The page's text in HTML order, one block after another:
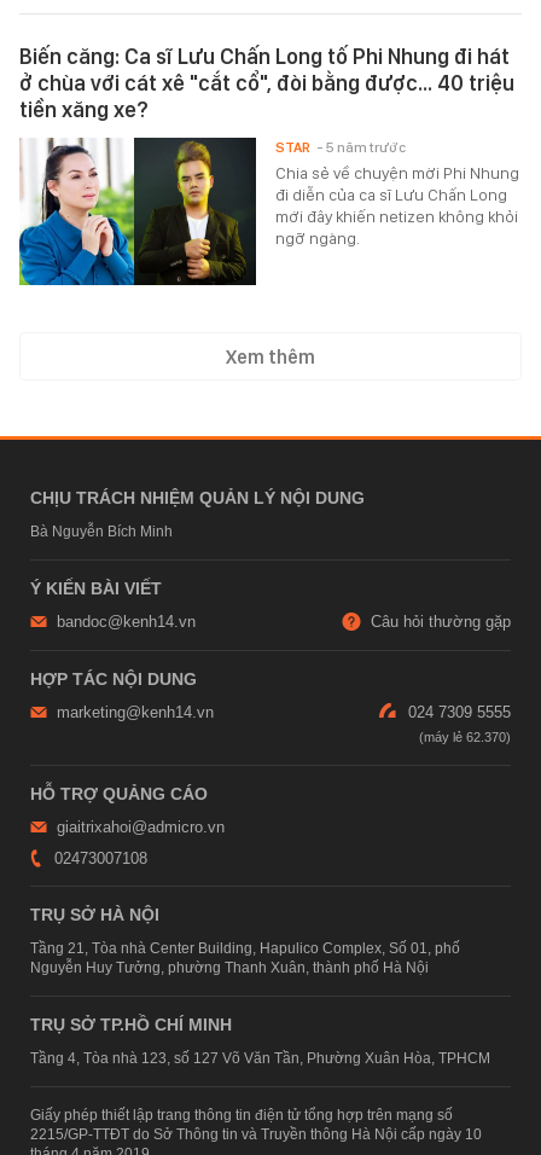
Biến căng: Ca sĩ Lưu Chấn Long tố Phi Nhung đi hát
ở chùa với cát xê "cắt cổ", đòi bằng được... 40 triệu
tiền xăng xe?
Chia sẻ về chuyện mời Phi Nhung
đi diễn của ca sĩ Lưu Chấn Long
mới đây khiến netizen không khỏi
ngỡ ngàng.
STAR - 5 năm trước
Xem thêm
CHỊU TRÁCH NHIỆM QUẢN LÝ NỘI DUNG
Bà Nguyễn Bích Minh
Ý KIẾN BÀI VIẾT
bandoc@kenh14.vn Câu hỏi thường gặp
HỢP TÁC NỘI DUNG
marketing@kenh14.vn 024 7309 5555
HỖ TRỢ QUẢNG CÁO
giaitrixahoi@admicro.vn
02473007108
TRỤ SỞ HÀ NỘI
Tầng 21, Tòa nhà Center Building, Hapulico Complex, Số 01, phố
Nguyễn Huy Tưởng, phường Thanh Xuân, thành phố Hà Nội
TRỤ SỞ TP.HỒ CHÍ MINH
Tầng 4, Tòa nhà 123, số 127 Võ Văn Tần, Phường Xuân Hòa, TPHCM
Giấy phép thiết lập trang thông tin điện tử tổng hợp trên mạng số
2215/GP-TTĐT do Sở Thông tin và Truyền thông Hà Nội cấp ngày 10